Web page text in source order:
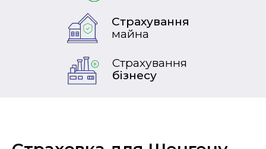
Страхування
бізнесу
Страхування
майна